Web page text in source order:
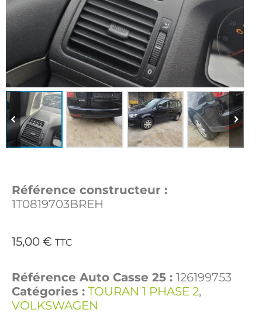
Référence constructeur :
1T0819703BREH
15,00 € TTC
Référence Auto Casse 25 : 126199753
Catégories : TOURAN 1 PHASE 2,
VOLKSWAGEN